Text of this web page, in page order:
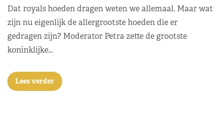
Dat royals hoeden dragen weten we allemaal. Maar wat
zijn nu eigenlijk de allergrootste hoeden die er
gedragen zijn? Moderator Petra zette de grootste
koninklijke…
Lees verder